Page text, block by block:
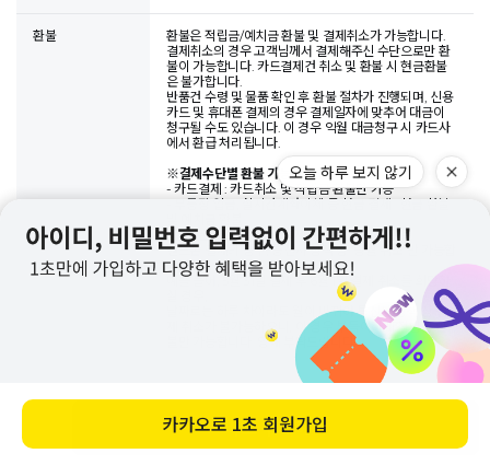
바로 구매하기
환불
환불은 적립금/예치금 환불 및 결제취소가 가능합니다.
결제취소의 경우 고객님께서 결제해주신 수단으로만 환
불이 가능합니다. 카드결제건 취소 및 환불 시 현금환불
은 불가합니다.
반품건 수령 및 물품 확인 후 환불 절차가 진행되며, 신용
카드 및 휴대폰 결제의 경우 결제일자에 맞추어 대금이
청구될 수도 있습니다. 이 경우 익월 대금청구 시 카드사
에서 환급 처리됩니다.
※결제수단별 환불 가능한 수단
- 카드결제 : 카드취소 및 적립금 환불만 가능
- 무통장 입금, 실시간계좌이체 등 현금 결제 : 현금 환불
- 핸드폰 결제 : 핸드폰 결제 취소 및 적립금 환불
핸드폰 결제의 경우, 통신사 정책 상 '당월 취소'만 가능합
니다.
예를 들어, 5월 31일 결제 후 6월 1일 결제 취소를 희망하
날짜로는 하루 차이라도 월이 바뀌어 통신사 정책 상 결
제 취소가 불가능하오니, 이 경우 부득이하게 적립금 환
불만 가능합니다. 양해 부탁드립니다.
상품문의
오늘 하루 보지 않기
카카오로 1초 회원가입